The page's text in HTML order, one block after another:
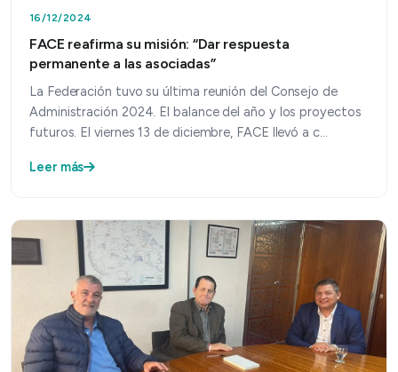
16/12/2024
FACE reafirma su misión: “Dar respuesta
permanente a las asociadas”
La Federación tuvo su última reunión del Consejo de
Administración 2024. El balance del año y los proyectos
futuros. El viernes 13 de diciembre, FACE llevó a c…
Leer más